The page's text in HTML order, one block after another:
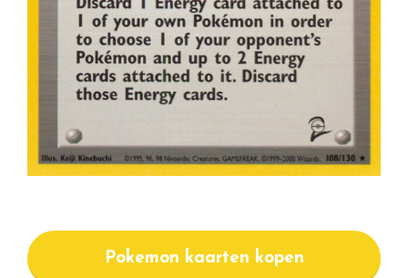
Pokemon kaarten kopen